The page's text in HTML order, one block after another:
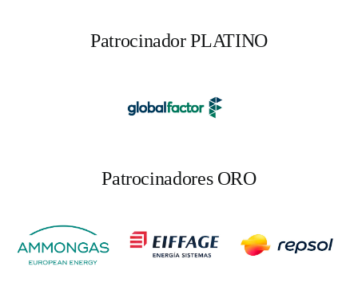
Patrocinador PLATINO
Patrocinadores ORO